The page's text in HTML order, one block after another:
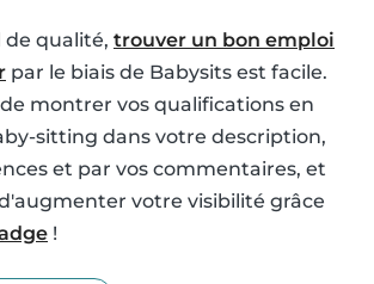
de qualité, trouver un bon emploi
par le biais de Babysits est facile.
montrer vos qualifications en
sitting dans votre description,
et par vos commentaires, et
votre visibilité grâce
!